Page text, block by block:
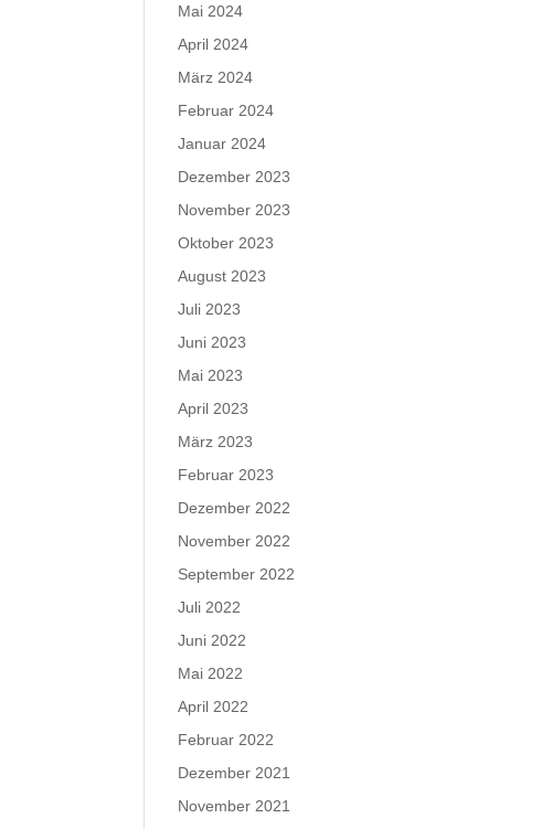
Mai 2024
April 2024
März 2024
Februar 2024
Januar 2024
Dezember 2023
November 2023
Oktober 2023
August 2023
Juli 2023
Juni 2023
Mai 2023
April 2023
März 2023
Februar 2023
Dezember 2022
November 2022
September 2022
Juli 2022
Juni 2022
Mai 2022
April 2022
Februar 2022
Dezember 2021
November 2021